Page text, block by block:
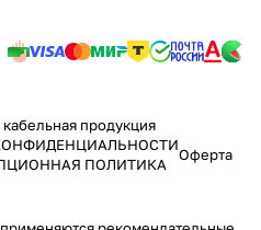
продукция
ПОЛИТИКА
Оферта